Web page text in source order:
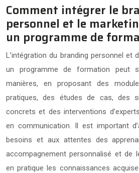
Comment intégrer le
personnel et le
un programme de
L’intégration du branding personnel et
un programme de formation peut
manières, en proposant des
pratiques, des études de cas, des
concrets et des interventions
en communication. Il est important
besoins et aux attentes des
accompagnement personnalisé et de
en pratique les connaissances